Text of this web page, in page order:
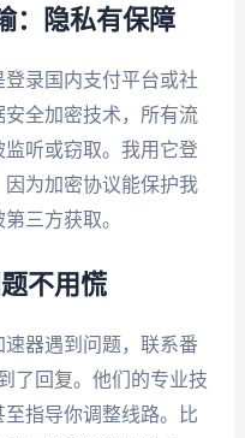
：隐私有保障
录国内支付平台或社
安全加密技术，所有流
听或窃取。我用它登
为加密协议能保护我
三方获取。
不用慌
器遇到问题，联系番
了回复。他们的专业技
指导你调整线路。比